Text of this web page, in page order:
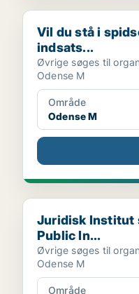
Vil du stå i spidsen
Vil du stå i
indsats...
Øvrige søges til
Odense M
Område
Odense M
Juridisk Institut
Juridisk Institut
Public In...
Øvrige søges til
Odense M
Område